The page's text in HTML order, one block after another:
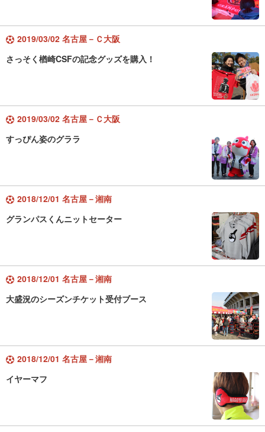
2019/03/02 名古屋－Ｃ大阪
さっそく楢崎CSFの記念グッズを購入！
2019/03/02 名古屋－Ｃ大阪
すっぴん姿のグララ
2018/12/01 名古屋－湘南
グランパスくんニットセーター
2018/12/01 名古屋－湘南
大盛況のシーズンチケット受付ブース
2018/12/01 名古屋－湘南
イヤーマフ